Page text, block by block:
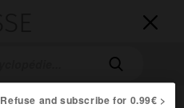


Refuse and subscribe for 0.99€ >